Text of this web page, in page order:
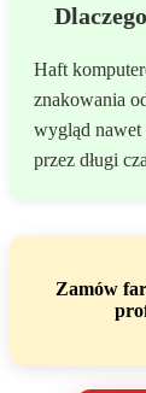
Haft
znakowania
wygląd nawet
przez długi
Zamów